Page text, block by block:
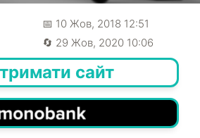
📅 10 Жов, 2018 12:51
🔄 29 Жов, 2020 10:06
сайт